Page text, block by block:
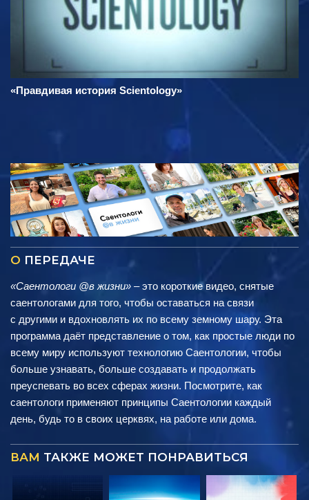
«Правдивая история Scientology»
О ПЕРЕДАЧЕ
«Саентологи @в жизни» – это короткие видео, снятые
саентологами для того, чтобы оставаться на связи
с другими и вдохновлять их по всему земному шару. Эта
программа даёт представление о том, как простые люди по
всему миру используют технологию Саентологии, чтобы
больше узнавать, больше создавать и продолжать
преуспевать во всех сферах жизни. Посмотрите, как
саентологи применяют принципы Саентологии каждый
день, будь то в своих церквях, на работе или дома.
ВАМ ТАКЖЕ МОЖЕТ ПОНРАВИТЬСЯ